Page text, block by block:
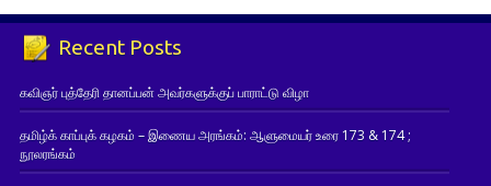
Recent Posts
கவிஞர் புத்தேரி தானப்பன் அவர்களுக்குப் பாராட்டு விழா
தமிழ்க் காப்புக் கழகம் – இணைய அரங்கம்: ஆளுமையர் உரை 173 & 174 ;
நூலரங்கம்